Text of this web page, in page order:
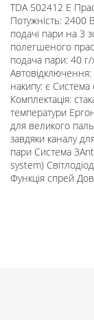
TDA 502412 E
Потужність: 2400
подачі пари на 3
полегшеного
подача пари: 40
накипу: є
Комплектація:
температури
для великого
завдяки каналу
пари Система
system)
Функція спрей